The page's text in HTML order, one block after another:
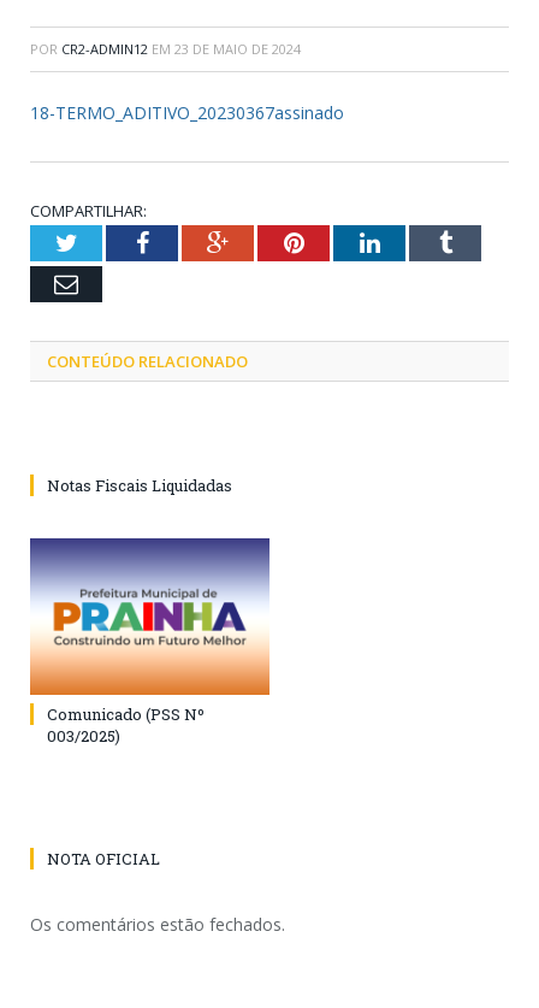
POR CR2-ADMIN12 EM 23 DE MAIO DE 2024
18-TERMO_ADITIVO_20230367assinado
COMPARTILHAR:
TwitterFacebookGoogle+PinterestLinkedInTumblr
Email
CONTEÚDO RELACIONADO
Notas Fiscais Liquidadas
Comunicado (PSS Nº
003/2025)
NOTA OFICIAL
Os comentários estão fechados.